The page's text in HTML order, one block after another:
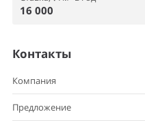
16 000
Контакты
Компания
Предложение